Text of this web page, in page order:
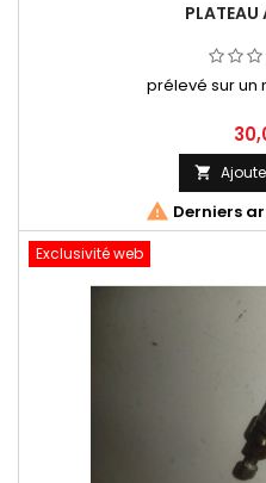
PLATEAU
prélevé sur un

 Derniers
Exclusivité web